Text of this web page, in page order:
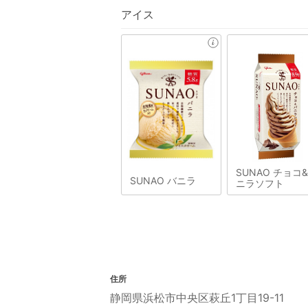
アイス
SUNAO バニラ
SUNAO チョコ
ニラソフト
住所
静岡県浜松市中央区萩丘1丁目19-11